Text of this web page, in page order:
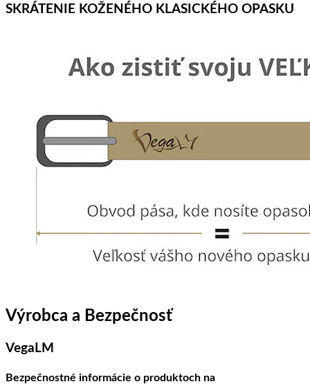
SKRÁTENIE KOŽENÉHO KLASICKÉHO OPASKU
Výrobca a Bezpečnosť
VegaLM
Bezpečnostné informácie o produktoch na